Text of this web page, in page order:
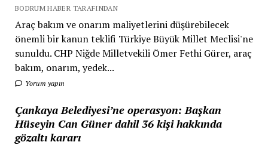
BODRUM HABER TARAFINDAN
Araç bakım ve onarım maliyetlerini düşürebilecek
önemli bir kanun teklifi Türkiye Büyük Millet Meclisi'ne
sunuldu. CHP Niğde Milletvekili Ömer Fethi Gürer, araç
bakım, onarım, yedek...
Yorum yapın
Çankaya Belediyesi’ne operasyon: Başkan
Hüseyin Can Güner dahil 36 kişi hakkında
gözaltı kararı